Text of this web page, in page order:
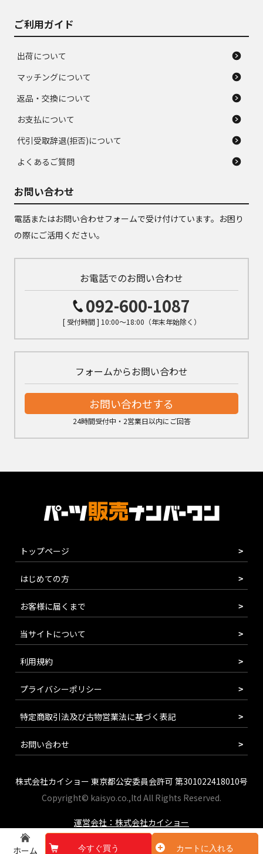
ホーム 今すぐ買う カートに入れる
ご利用ガイド
出荷について
マッチングについて
返品・交換について
お支払について
代引受取辞退(拒否)について
よくあるご質問
お問い合わせ
電話またはお問い合わせフォームで受け付けています。お困り
の際にご活用ください。
お電話でのお問い合わせ
092-600-1087
[ 受付時間 ] 10:00～18:00（年末年始除く）
フォームからお問い合わせ
お問い合わせする
24時間受付中・2営業日以内にご回答
トップページ
はじめての方
お客様に届くまで
当サイトについて
利用規約
プライバシーポリシー
特定商取引法及び古物営業法に基づく表記
お問い合わせ
株式会社カイショー 東京都公安委員会許可 第301022418010号
Copyright© kaisyo.co.,ltd All Rights Reserved.
運営会社：株式会社カイショー